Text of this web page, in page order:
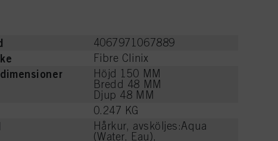
4067971067889
Fibre Clinix
Höjd 150 MM
Bredd 48 MM
Djup 48 MM
0.247 KG
Hårkur, avsköljes:Aqua
(Water, Eau),